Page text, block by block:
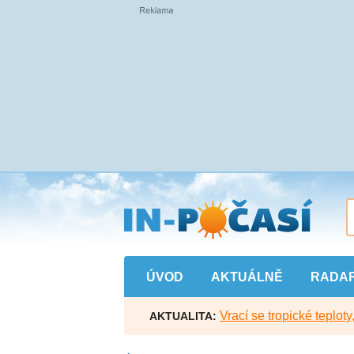
Přejít
na
hlavní
obsah
ÚVOD AKTUÁLNĚ
AKTUALITA: Vrací se tropické